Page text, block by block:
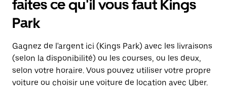
faites ce qu'il vous faut Kings
Park
Gagnez de l'argent ici (Kings Park) avec les livraisons
(selon la disponibilité) ou les courses, ou les deux,
selon votre horaire. Vous pouvez utiliser votre propre
voiture ou choisir une voiture de location avec Uber.